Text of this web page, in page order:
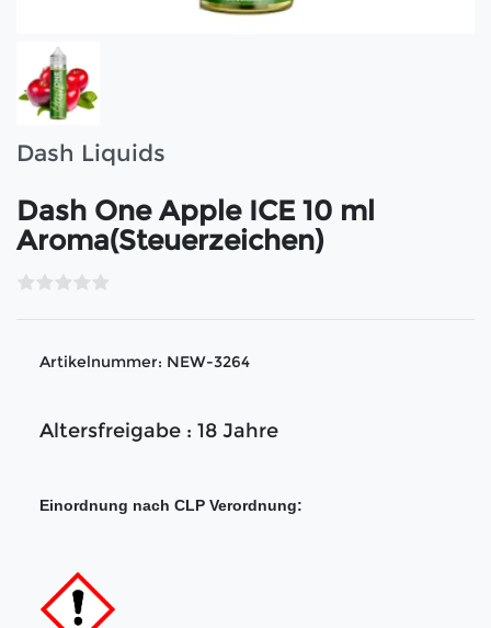
Dash Liquids
Dash One Apple ICE 10 ml
Aroma(Steuerzeichen)
Artikelnummer: NEW-3264
Altersfreigabe : 18 Jahre
Einordnung nach CLP Verordnung: